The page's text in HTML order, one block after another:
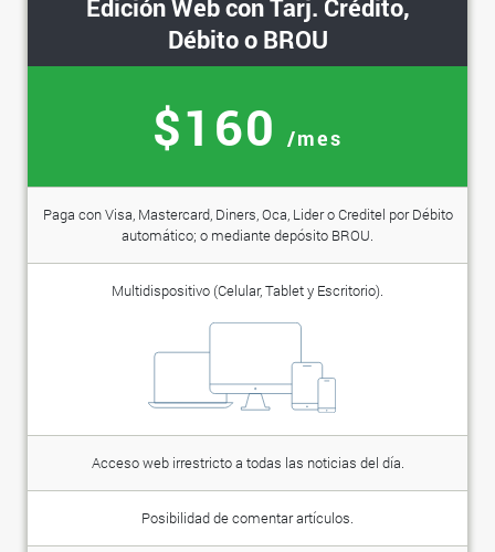
Edición Web con Tarj. Crédito,
Débito o BROU
$160 /mes
Paga con Visa, Mastercard, Diners, Oca, Lider o Creditel por Débito
automático; o mediante depósito BROU.
Multidispositivo (Celular, Tablet y Escritorio).
Acceso web irrestricto a todas las noticias del día.
Posibilidad de comentar artículos.